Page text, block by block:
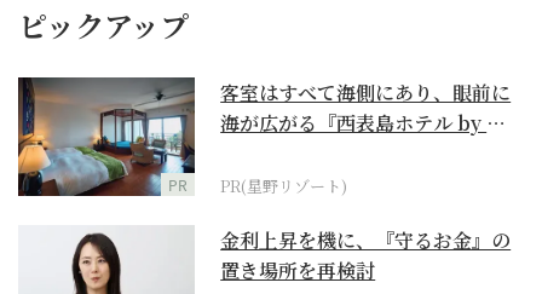
ピックアップ
PR
客室はすべて海側にあり、眼前に
海が広がる『西表島ホテル by 星
PR(星野リゾート)
金利上昇を機に、『守るお金』の
置き場所を再検討